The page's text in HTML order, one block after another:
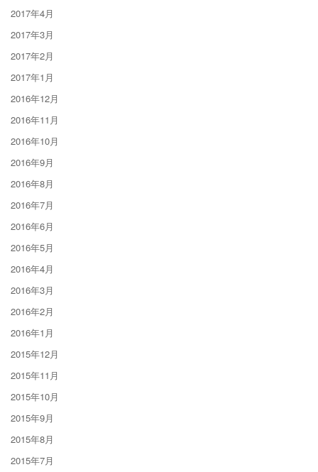
2017年4月
2017年3月
2017年2月
2017年1月
2016年12月
2016年11月
2016年10月
2016年9月
2016年8月
2016年7月
2016年6月
2016年5月
2016年4月
2016年3月
2016年2月
2016年1月
2015年12月
2015年11月
2015年10月
2015年9月
2015年8月
2015年7月